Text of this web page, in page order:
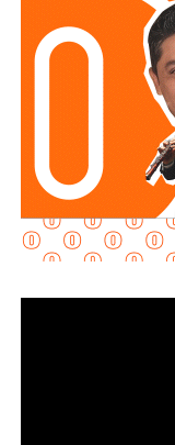
hecho, por eso me
forzar las
de prensa.
Pocas veces he
construcción de
movilidad, como
solamente a
¿Quién se
en el que quiere